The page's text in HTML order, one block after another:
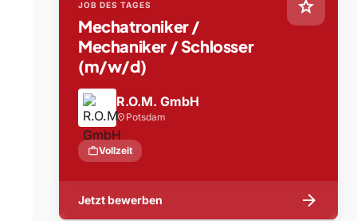
star
JOB DES TAGES
Mechatroniker /
Mechaniker / Schlosser
(m/w/d)
R.O.M. GmbH
location_on Potsdam
workVollzeit
Jetzt bewerben arrow_forward